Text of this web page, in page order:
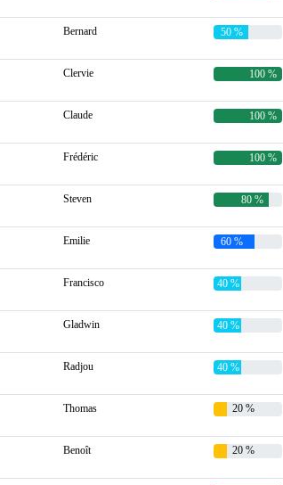
Bernard 50 %
Clervie 100 %
Claude 100 %
Frédéric 100 %
Steven 80 %
Emilie 60 %
Francisco 40 %
Gladwin 40 %
Radjou 40 %
Thomas 20 %
Benoît 20 %